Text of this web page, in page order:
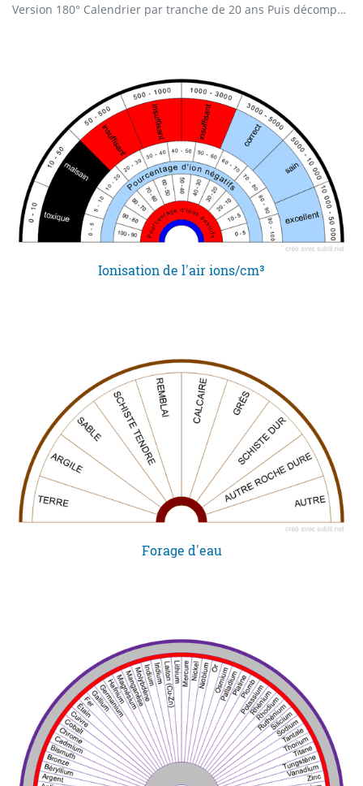
Version 180° Calendrier par tranche de 20 ans Puis décomposition de la tranche de 20 ans par année
Ionisation de l'air ions/cm³
Forage d'eau